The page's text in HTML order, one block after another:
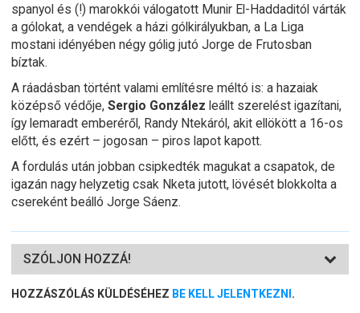
spanyol és (!) marokkói válogatott Munir El-Haddaditól várták
a gólokat, a vendégek a házi gólkirályukban, a La Liga
mostani idényében négy gólig jutó Jorge de Frutosban
bíztak.
A ráadásban történt valami említésre méltó is: a hazaiak
középső védője, Sergio González leállt szerelést igazítani,
így lemaradt emberéről, Randy Ntekáról, akit ellökött a 16-os
előtt, és ezért – jogosan – piros lapot kapott.
A fordulás után jobban csipkedték magukat a csapatok, de
igazán nagy helyzetig csak Nketa jutott, lövését blokkolta a
csereként beálló Jorge Sáenz.
SZÓLJON HOZZÁ!
HOZZÁSZÓLÁS KÜLDÉSÉHEZ BE KELL JELENTKEZNI .